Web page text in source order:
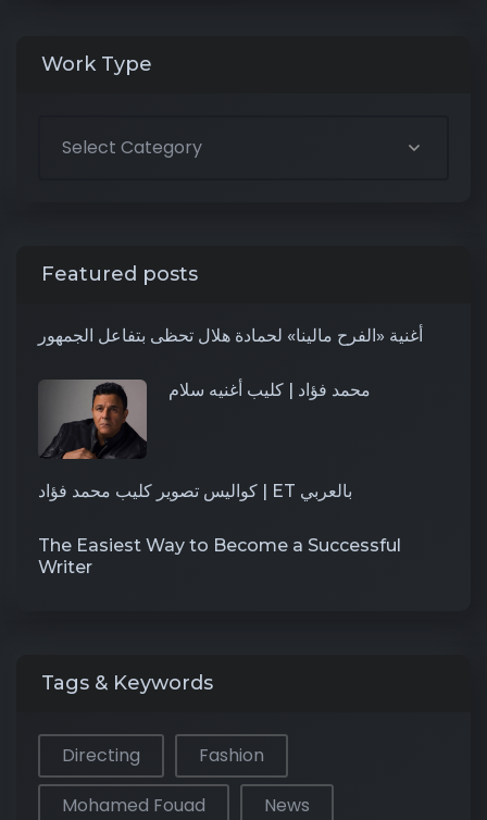
Work Type
Featured posts
أغنية «الفرح مالينا» لحمادة هلال تحظى بتفاعل الجمهور
محمد فؤاد | كليب أغنيه سلام
كواليس تصوير كليب محمد فؤاد | ET بالعربي
The Easiest Way to Become a Successful
Writer
Tags & Keywords
Directing
Fashion
Mohamed Fouad
News